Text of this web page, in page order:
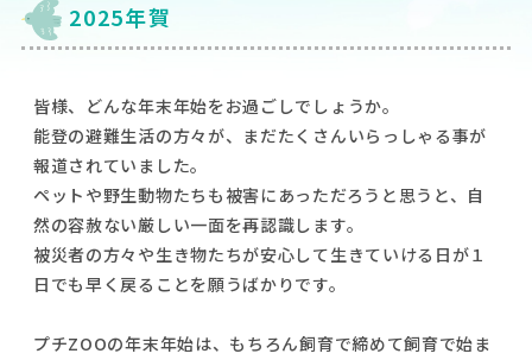
2025年賀
皆様、どんな年末年始をお過ごしでしょうか。
能登の避難生活の方々が、まだたくさんいらっしゃる事が
報道されていました。
ペットや野生動物たちも被害にあっただろうと思うと、自
然の容赦ない厳しい一面を再認識します。
被災者の方々や生き物たちが安心して生きていける日が１
日でも早く戻ることを願うばかりです。
プチZOOの年末年始は、もちろん飼育で締めて飼育で始ま